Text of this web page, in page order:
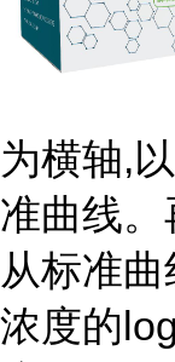
为横轴,
准曲线
从标准
浓度的